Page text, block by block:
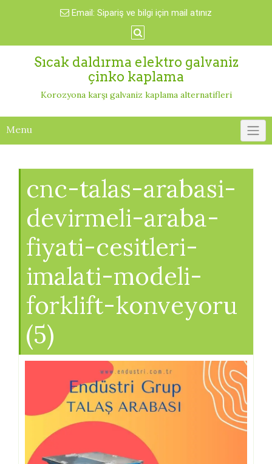
Email: Sipariş ve bilgi için mail atınız
Sıcak daldırma elektro galvaniz
çinko kaplama
Korozyona karşı galvaniz kaplama alternatifleri
Menu
cnc-talas-arabasi-
devirmeli-araba-
fiyati-cesitleri-
imalati-modeli-
forklift-konveyoru
(5)